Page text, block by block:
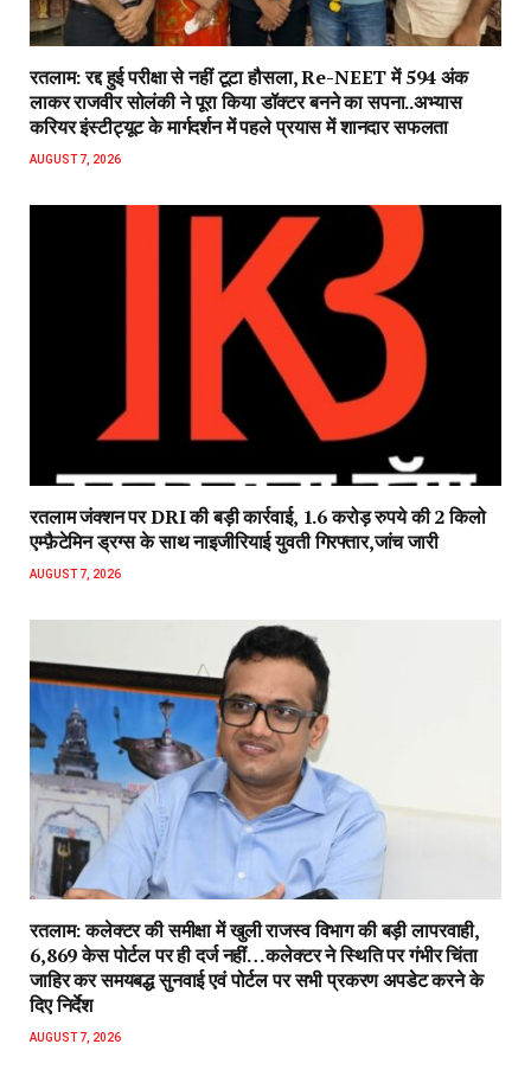
रतलाम: रद्द हुई परीक्षा से नहीं टूटा हौसला, Re-NEET में 594 अंक
लाकर राजवीर सोलंकी ने पूरा किया डॉक्टर बनने का सपना..अभ्यास
करियर इंस्टीट्यूट के मार्गदर्शन में पहले प्रयास में शानदार सफलता
AUGUST 7, 2026
रतलाम जंक्शन पर DRI की बड़ी कार्रवाई, 1.6 करोड़ रुपये की 2 किलो
एम्फ़ैटेमिन ड्रग्स के साथ नाइजीरियाई युवती गिरफ्तार,जांच जारी
AUGUST 7, 2026
रतलाम: कलेक्टर की समीक्षा में खुली राजस्व विभाग की बड़ी लापरवाही,
6,869 केस पोर्टल पर ही दर्ज नहीं…कलेक्टर ने स्थिति पर गंभीर चिंता
जाहिर कर समयबद्ध सुनवाई एवं पोर्टल पर सभी प्रकरण अपडेट करने के
दिए निर्देश
AUGUST 7, 2026